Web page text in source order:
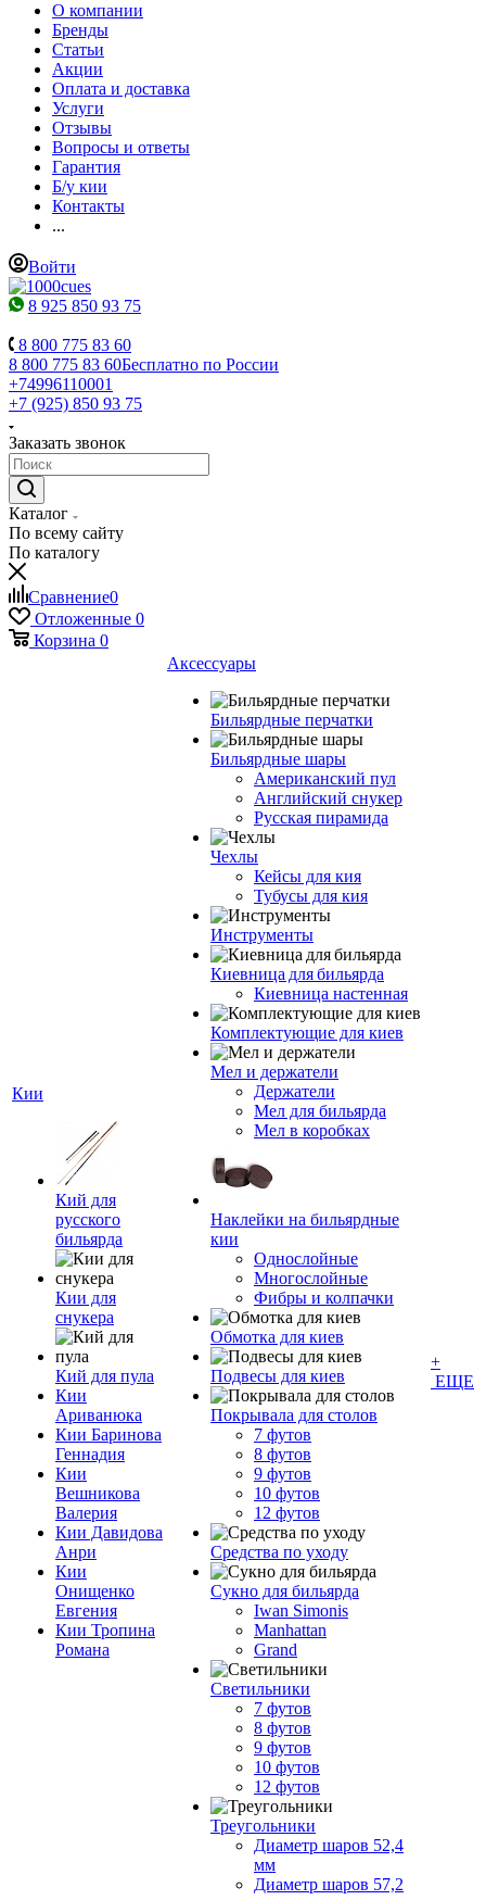
О компании
Бренды
Статьи
Акции
Оплата и доставка
Услуги
Отзывы
Вопросы и ответы
Гарантия
Б/у кии
Контакты
...
Войти
8 925 850 93 75
8 800 775 83 60
8 800 775 83 60Бесплатно по России
+74996110001
+7 (925) 850 93 75
Заказать звонок
Каталог
По всему сайту
По каталогу
Сравнение0
Отложенные 0
Корзина 0
Кии
Кий для
русского
бильярда
Кии для
снукера
Кий для пула
Кии
Ариванюка
Кии Баринова
Геннадия
Кии
Вешникова
Валерия
Кии Давидова
Анри
Кии
Онищенко
Евгения
Кии Тропина
Романа
Аксессуары
Бильярдные перчатки
Бильярдные шары
Американский пул
Английский снукер
Русская пирамида
Чехлы
Кейсы для кия
Тубусы для кия
Инструменты
Киевница для бильярда
Киевница настенная
Комплектующие для киев
Мел и держатели
Держатели
Мел для бильярда
Мел в коробках
Наклейки на бильярдные
кии
Однослойные
Многослойные
Фибры и колпачки
Обмотка для киев
Подвесы для киев
Покрывала для столов
7 футов
8 футов
9 футов
10 футов
12 футов
Средства по уходу
Сукно для бильярда
Iwan Simonis
Manhattan
Grand
Светильники
7 футов
8 футов
9 футов
10 футов
12 футов
Треугольники
Диаметр шаров 52,4
мм
Диаметр шаров 57,2
+
ЕЩЕ